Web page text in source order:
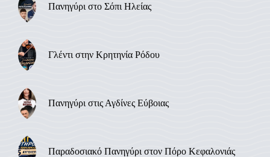
Πανηγύρι στο Σόπι Ηλείας
Γλέντι στην Κρητηνία Ρόδου
Πανηγύρι στις Αγδίνες Εύβοιας
Παραδοσιακό Πανηγύρι στον Πόρο Κεφαλονιάς